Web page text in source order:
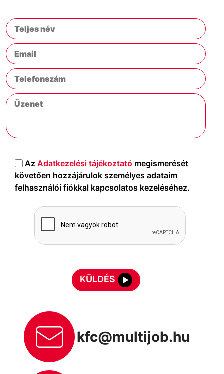
Az Adatkezelési tájékoztató megismerését
követően hozzájárulok személyes adataim
felhasználói fiókkal kapcsolatos kezeléséhez.
KÜLDÉS
kfc@multijob.hu